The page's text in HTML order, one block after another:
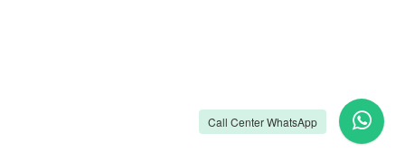
Call Center WhatsApp